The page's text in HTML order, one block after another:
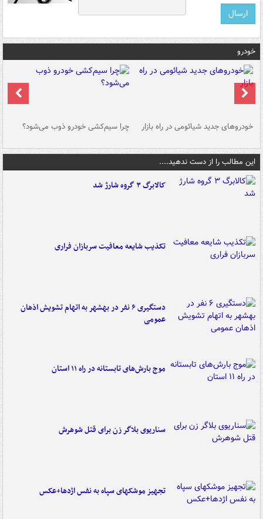
خودرو
خودروهای جدید شیائومی در راه بازار چرا سیم‌کشی خودرو ذوب می‌شود؟
این مطالب را از دست ندهید....
کالابرگ ۳ گروه شارژ شد
تکذیب شایعه معافیت سربازان فراری
دستگیری ۶ نفر در بهشهر به اتهام تشویش اذهان
عمومی
موج بارش‌های تابستانه در راه ۱۱ استان
سناریوی بلاگر زن برای قتل شوهرش
تجهیز موشکهای سپاه به نفس اژدها+عکس